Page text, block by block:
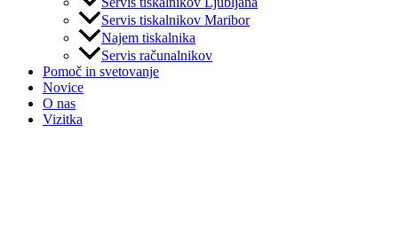
Servis tiskalnikov Maribor
Najem tiskalnika
Servis računalnikov
Pomoč in svetovanje
Novice
O nas
Vizitka